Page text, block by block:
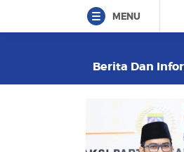
MENU
Berita Dan